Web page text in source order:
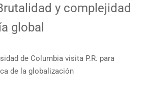
y complejidad
global
de Columbia visita P.R. para
de la globalización